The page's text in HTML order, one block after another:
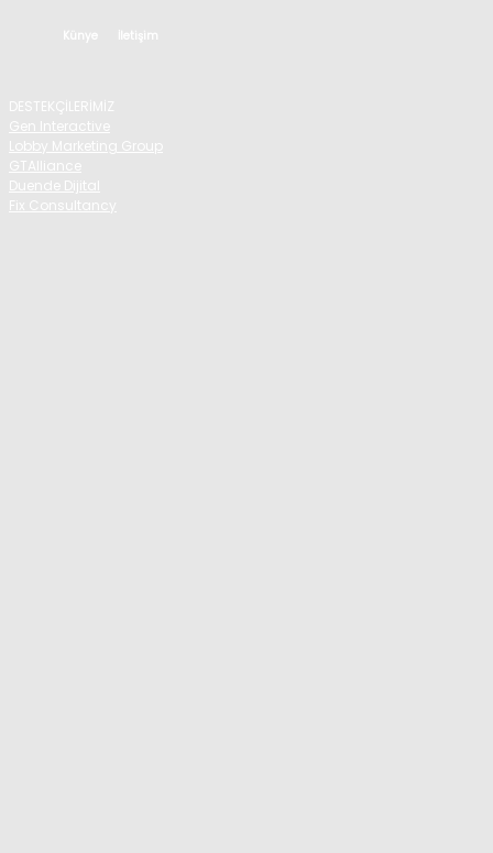
Künye İletişim
DESTEKÇİLERİMİZ
Gen Interactive
Lobby Marketing Group
GTAlliance
Duende Dijital
Fix Consultancy